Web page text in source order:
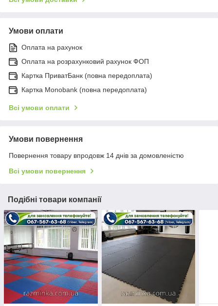
Умови оплати
Оплата на рахунок
Оплата на розрахунковий рахунок ФОП
Картка ПриватБанк (повна передоплата)
Картка Monobank (повна передоплата)
Всі умови оплати
Умови повернення
Повернення товару впродовж 14 днів за домовленістю
Всі умови повернення
Подібні товари компанії